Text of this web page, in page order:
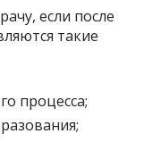
если после
такие
процесса;